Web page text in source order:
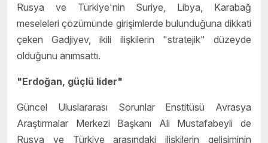
Rusya ve Türkiye'nin Suriye, Libya, Karabağ
meseleleri çözümünde girişimlerde bulunduğuna dikkati
çeken Gadjiyev, ikili ilişkilerin "stratejik" düzeyde
olduğunu anımsattı.
"Erdoğan, güçlü lider"
Güncel Uluslararası Sorunlar Enstitüsü Avrasya
Araştırmalar Merkezi Başkanı Ali Mustafabeyli de
Rusya ve Türkiye arasındaki ilişkilerin gelişiminin